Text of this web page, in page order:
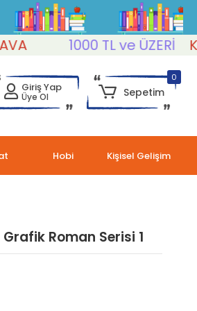
1000 TL ve ÜZERİ
Giriş Yap
Üye Ol
0
Sepetim
Hobi Kişisel Gelişim
Roman Serisi 1